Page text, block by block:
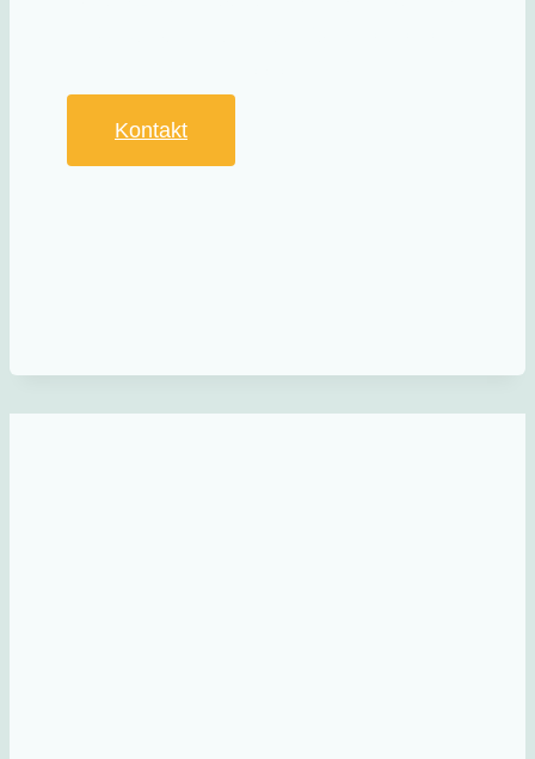
Kontakt